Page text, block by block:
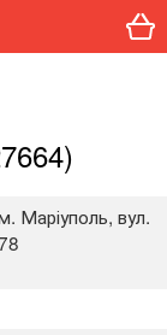
Маріуполь, вул.